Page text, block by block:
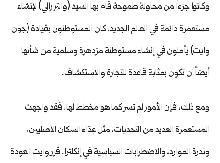
وكانوا جزءاً من محاولة طموحة قام بها السيد (والتر رالي) لإنشاء
مستعمرة دائمة في العالم الجديد. كان المستوطنون بقيادة (جون
وايت) يأملون في إنشاء مستوطنة مزدهرة وسلمية من شأنها
أيضاً أن تكون بمثابة قاعدة للتجارة والاستكشاف.
ومع ذلك، فإن الأمور لم تسر كما هو مخطط لها. فقد واجهت
المستعمرة العديد من التحديات، مثل عِدَاء السكان الأصليين،
وندرة الموارد، والاضطرابات السياسية في إنكلترا. قرر وايت العودة